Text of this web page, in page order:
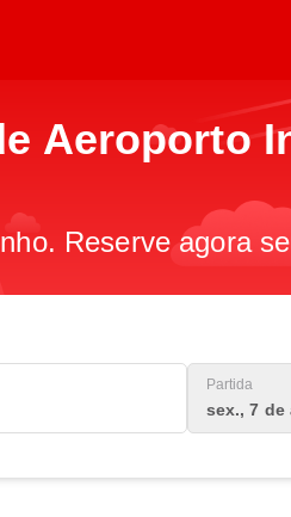
Aeroporto
Reserve agora
Partida
sex., 7 de